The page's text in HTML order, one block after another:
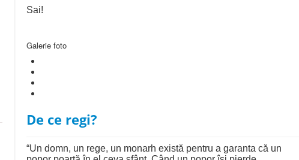
Sai!
Galerie foto
De ce regi?
“Un domn, un rege, un monarh există pentru a garanta că un